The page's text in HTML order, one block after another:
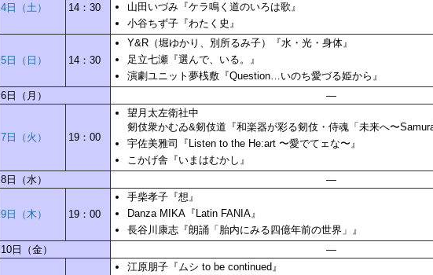
4日（土） 14：30
山田いづみ『ケラ鳴く道のいろは歌』
小谷ちず子『わたく史』
5日（日） 14：30
Y&R（堀ゆかり、別所るみ子）『水・光・身体』
足立七瀬『選んで、いる。』
演劇ユニット夢桟敷『Question…いのち愛づる姫から』
6日（月）
—
7日（火） 19：00
望月太左衛社中
剱伎衆かむゐ&剱伎道『和楽器が彩る剱伎・侍魂「未来へ〜
宇佐美雅司『Listen to the He:art 〜愛でてェな〜』
こかげ舎『いまはむかし』
8日（水）
—
9日（木） 19：00
手柴孝子『想』
Danza MIKA『Latin FANIA』
長谷川康志『朗誦「胎内にみる四億年前の世界」』
10日（金）
—
江原朋子『ムシ to be continued』